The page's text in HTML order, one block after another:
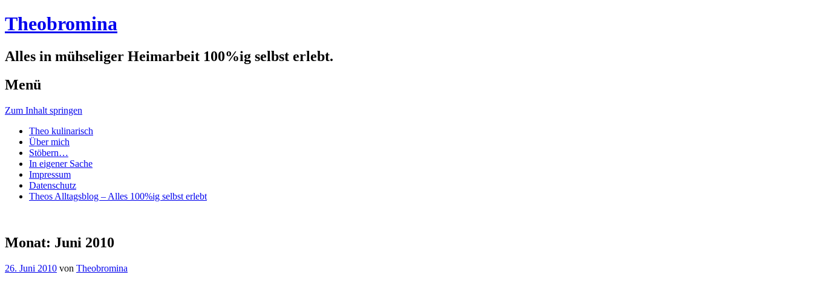
Theobromina
Alles in mühseliger Heimarbeit 100%ig selbst erlebt.
Menü
Zum Inhalt springen
Theo kulinarisch
Über mich
Stöbern…
In eigener Sache
Impressum
Datenschutz
Theos Alltagsblog – Alles 100%ig selbst erlebt
Monat: Juni 2010
26. Juni 2010 von Theobromina